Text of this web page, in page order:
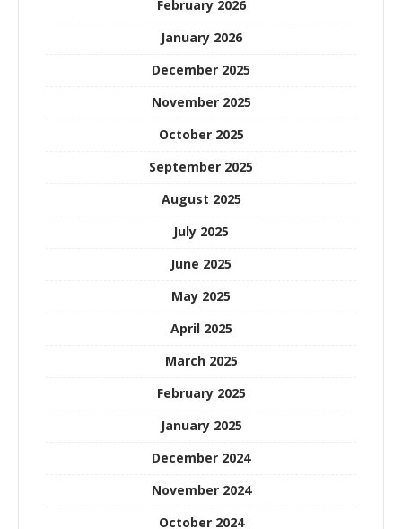
February 2026
January 2026
December 2025
November 2025
October 2025
September 2025
August 2025
July 2025
June 2025
May 2025
April 2025
March 2025
February 2025
January 2025
December 2024
November 2024
October 2024